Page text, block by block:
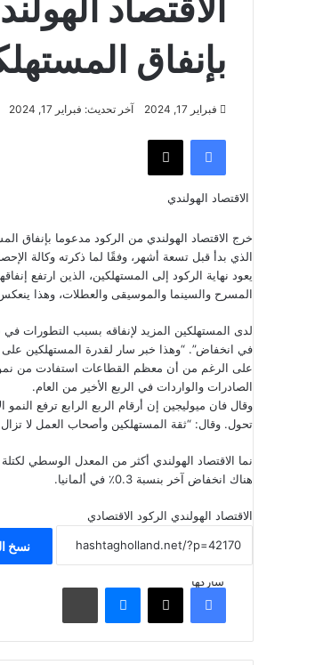
الاقتصاد
بإنفاق
فبراير 17, 2024 آخر تحديث: فبراير 17, 2024
فيسبوك ‫X
الاقتصاد الهولندي
الذي بدأ قبل تسعة أشهر، وفقًا لما ذكرته وكالة
المسرح والسينما والموسيقى والعطلات، وهذا ينعكس
لدى المستهلكين المزيد لإنفاقه بسبب التطورات
في انخفاض”. “وهذا خبر سار لقدرة المستهلكين على
الصادرات والواردات في الربع الأخير من العام.
تحول. وقال: “ثقة المستهلكين وأصحاب العمل لا
هناك انخفاض آخر بنسبة 0.3٪ في ألمانيا.
الاقتصاد الهولندي الركود الاقتصادي
نسخ
شاركهافيسبوك ‫X ماسنجر مشاركة عبر البريد